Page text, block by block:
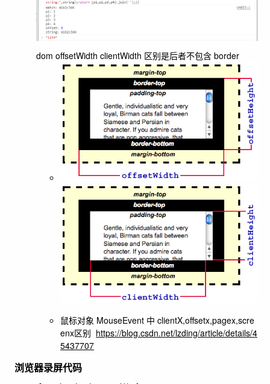
dom offsetWidth clientWidth 区别是后者不包含 border
鼠标对象 MouseEvent 中 clientX,offsetx,pagex,scre
enx区别 https://blog.csdn.net/lzding/article/details/4
5437707
浏览器录屏代码